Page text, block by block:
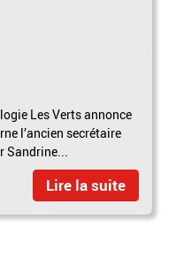
Les Verts annonce
l’ancien secrétaire
Sandrine...
Lire la suite